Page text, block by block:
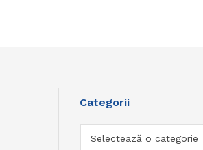
Categorii
Selectează o categorie